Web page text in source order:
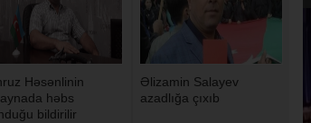
Həsənlinin
həbs
bildirilir
Əlizamin Salayev
azadlığa çıxıb